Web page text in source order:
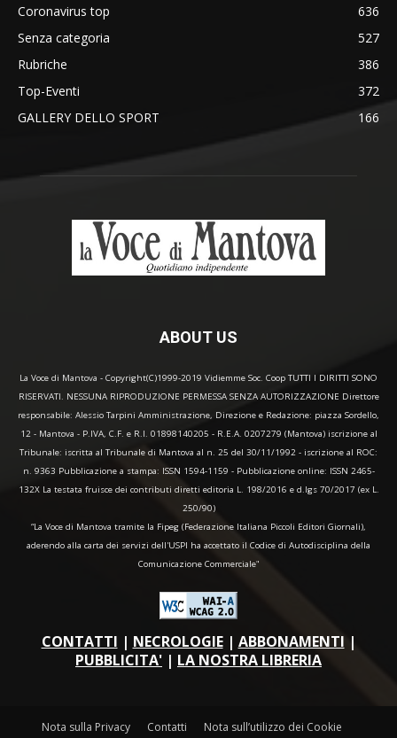
Coronavirus top
636
Senza categoria
527
Rubriche
386
Top-Eventi
372
GALLERY DELLO SPORT
166
ABOUT US
La Voce di Mantova - Copyright(C)1999-2019 Vidiemme Soc. Coop TUTTI I DIRITTI SONO
RISERVATI. NESSUNA RIPRODUZIONE PERMESSA SENZA AUTORIZZAZIONE Direttore
responsabile: Alessio Tarpini Amministrazione, Direzione e Redazione: piazza Sordello,
12 - Mantova - P.IVA, C.F. e R.I. 01898140205 - R.E.A. 0207279 (Mantova) iscrizione al
Tribunale: iscritta al Tribunale di Mantova al n. 25 del 30/11/1992 - iscrizione al ROC:
n. 9363 Pubblicazione a stampa: ISSN 1594-1159 - Pubblicazione online: ISSN 2465-
132X La testata fruisce dei contributi diretti editoria L. 198/2016 e d.lgs 70/2017 (ex L.
250/90)
“La Voce di Mantova tramite la Fipeg (Federazione Italiana Piccoli Editori Giornali),
aderendo alla carta dei servizi dell'USPI ha accettato il Codice di Autodisciplina della
Comunicazione Commerciale"
CONTATTI | NECROLOGIE| ABBONAMENTI |
PUBBLICITA' | LA NOSTRA LIBRERIA
Nota sulla Privacy Contatti Nota sull’utilizzo dei Cookie